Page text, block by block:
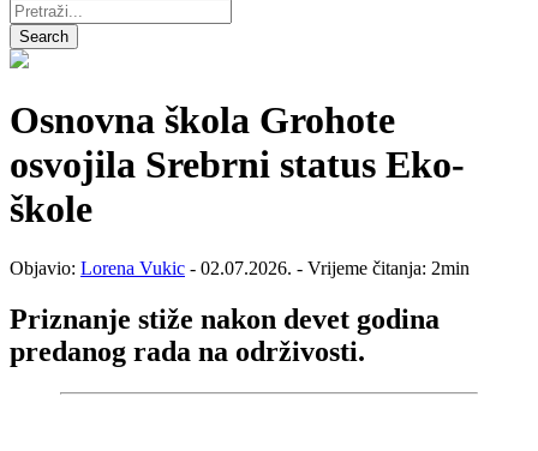
Pretraži:
Search
Osnovna škola Grohote
osvojila Srebrni status Eko-
škole
Objavio: Lorena Vukic - 02.07.2026. - Vrijeme čitanja: 2min
Priznanje stiže nakon devet godina
predanog rada na održivosti.